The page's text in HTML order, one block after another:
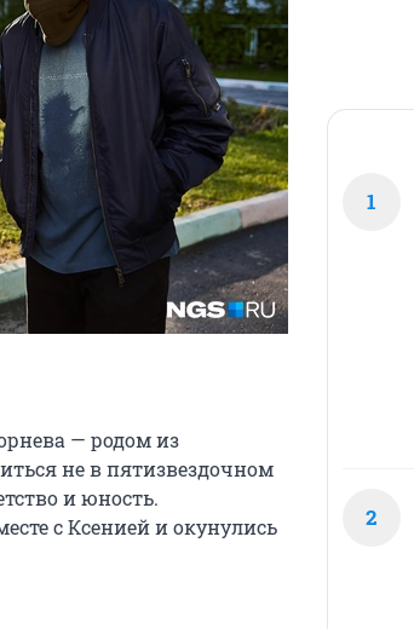
— родом из
не в пятизвездочном
и юность.
с Ксенией и окунулись
1
2